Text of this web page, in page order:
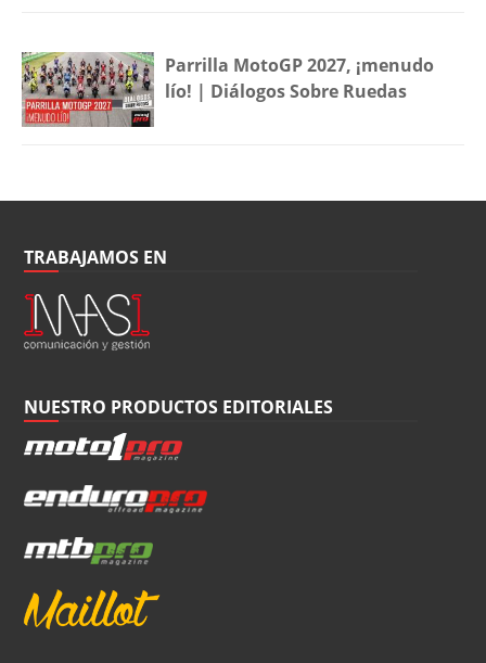
Parrilla MotoGP 2027, ¡menudo
lío! | Diálogos Sobre Ruedas
TRABAJAMOS EN
NUESTRO PRODUCTOS EDITORIALES